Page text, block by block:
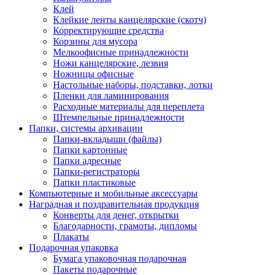
Клей
Клейкие ленты канцелярские (скотч)
Корректирующие средства
Корзины для мусора
Мелкоофисные принадлежности
Ножи канцелярские, лезвия
Ножницы офисные
Настольные наборы, подставки, лотки
Пленки для ламинирования
Расходные материалы для переплета
Штемпельные принадлежности
Папки, системы архивации
Папки-вкладыши (файлы)
Папки картонные
Папки адресные
Папки-регистраторы
Папки пластиковые
Компьютерные и мобильные аксессуары
Наградная и поздравительная продукция
Конверты для денег, открытки
Благодарности, грамоты, дипломы
Плакаты
Подарочная упаковка
Бумага упаковочная подарочная
Пакеты подарочные